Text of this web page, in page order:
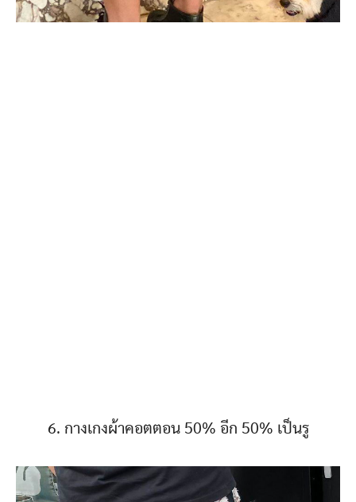
6. กางเกงผ้าคอตตอน 50% อีก 50% เป็นรู